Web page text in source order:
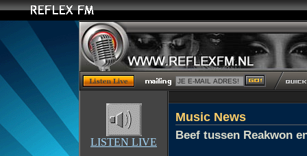
LISTEN LIVE
Music News
Beef tussen Reakwon